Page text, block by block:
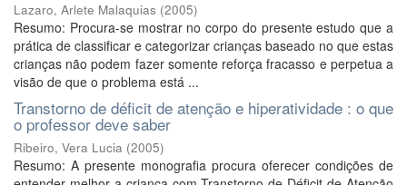
Lazaro, Arlete Malaquias (2005)
Resumo: Procura-se mostrar no corpo do presente estudo que a
prática de classificar e categorizar crianças baseado no que estas
crianças não podem fazer somente reforça fracasso e perpetua a
visão de que o problema está ...
Transtorno de déficit de atenção e hiperatividade : o que
o professor deve saber
Ribeiro, Vera Lucia (2005)
Resumo: A presente monografia procura oferecer condições de